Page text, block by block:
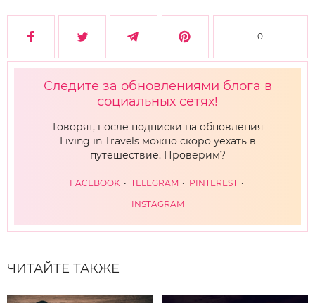
0
Следите за обновлениями блога в
социальных сетях!
Говорят, после подписки на обновления
Living in Travels можно скоро уехать в
путешествие. Проверим?
FACEBOOK TELEGRAM
PINTEREST
INSTAGRAM
ЧИТАЙТЕ ТАКЖЕ